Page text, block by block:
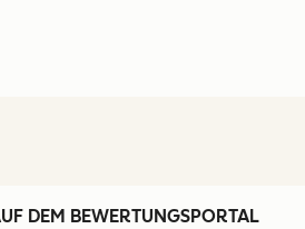
DEM BEWERTUNGSPORTAL